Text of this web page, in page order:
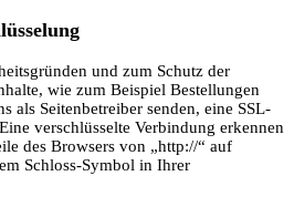
und zum Schutz der
wie zum Beispiel Bestellungen
als Seitenbetreiber senden, eine SSL-
verschlüsselte Verbindung erkennen
des Browsers von „http://“ auf
Schloss-Symbol in Ihrer